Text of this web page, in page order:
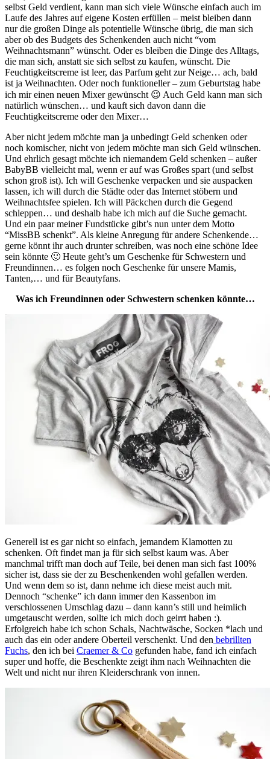
selbst Geld verdient, kann man sich viele Wünsche einfach auch im
Laufe des Jahres auf eigene Kosten erfüllen – meist bleiben dann
nur die großen Dinge als potentielle Wünsche übrig, die man sich
aber ob des Budgets des Schenkenden auch nicht “vom
Weihnachtsmann” wünscht. Oder es bleiben die Dinge des Alltags,
die man sich, anstatt sie sich selbst zu kaufen, wünscht. Die
Feuchtigkeitscreme ist leer, das Parfum geht zur Neige… ach, bald
ist ja Weihnachten. Oder noch funktioneller – zum Geburtstag habe
ich mir einen neuen Mixer gewünscht 😉 Auch Geld kann man sich
natürlich wünschen… und kauft sich davon dann die
Feuchtigkeitscreme oder den Mixer…
Aber nicht jedem möchte man ja unbedingt Geld schenken oder
noch komischer, nicht von jedem möchte man sich Geld wünschen.
Und ehrlich gesagt möchte ich niemandem Geld schenken – außer
BabyBB vielleicht mal, wenn er auf was Großes spart (und selbst
schon groß ist). Ich will Geschenke verpacken und sie auspacken
lassen, ich will durch die Städte oder das Internet stöbern und
Weihnachtsfee spielen. Ich will Päckchen durch die Gegend
schleppen… und deshalb habe ich mich auf die Suche gemacht.
Und ein paar meiner Fundstücke gibt’s nun unter dem Motto
“MissBB schenkt”. Als kleine Anregung für andere Schenkende…
gerne könnt ihr auch drunter schreiben, was noch eine schöne Idee
sein könnte 🙂 Heute geht’s um Geschenke für Schwestern und
Freundinnen… es folgen noch Geschenke für unsere Mamis,
Tanten,… und für Beautyfans.
Was ich Freundinnen oder Schwestern schenken könnte…
Generell ist es gar nicht so einfach, jemandem Klamotten zu
schenken. Oft findet man ja für sich selbst kaum was. Aber
manchmal trifft man doch auf Teile, bei denen man sich fast 100%
sicher ist, dass sie der zu Beschenkenden wohl gefallen werden.
Und wenn dem so ist, dann nehme ich diese meist auch mit.
Dennoch “schenke” ich dann immer den Kassenbon im
verschlossenen Umschlag dazu – dann kann’s still und heimlich
umgetauscht werden, sollte ich mich doch geirrt haben :).
Erfolgreich habe ich schon Schals, Nachtwäsche, Socken *lach und
auch das ein oder andere Oberteil verschenkt. Und den bebrillten
Fuchs, den ich bei Craemer & Co gefunden habe, fand ich einfach
super und hoffe, die Beschenkte zeigt ihm nach Weihnachten die
Welt und nicht nur ihren Kleiderschrank von innen.